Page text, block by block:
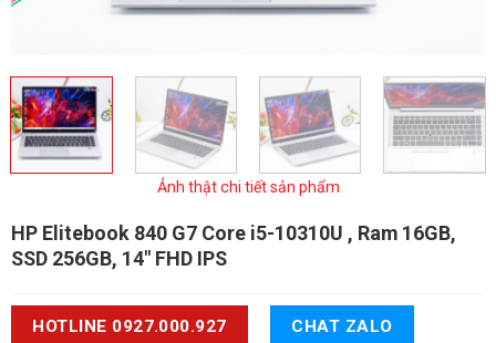
Ảnh thật chi tiết sản phẩm
HP Elitebook 840 G7 Core i5-10310U , Ram 16GB,
SSD 256GB, 14" FHD IPS
HOTLINE 0927.000.927 CHAT ZALO